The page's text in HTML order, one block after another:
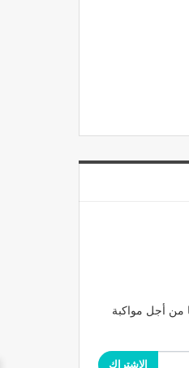
من أجل مواكبة
الاشتراك